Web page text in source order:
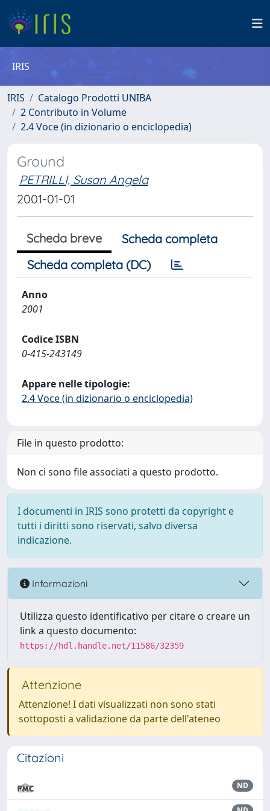
IRIS
IRIS
Catalogo Prodotti UNIBA
2 Contributo in Volume
2.4 Voce (in dizionario o enciclopedia)
Ground
PETRILLI, Susan Angela
2001-01-01
Scheda breve
Scheda completa
Scheda completa (DC)
Anno
2001
Codice ISBN
0-415-243149
Appare nelle tipologie:
2.4 Voce (in dizionario o enciclopedia)
File in questo prodotto:
Non ci sono file associati a questo prodotto.
I documenti in IRIS sono protetti da copyright e
tutti i diritti sono riservati, salvo diversa
indicazione.
Informazioni
Utilizza questo identificativo per citare o creare un
link a questo documento:
https://hdl.handle.net/11586/32359
Attenzione
Attenzione! I dati visualizzati non sono stati
sottoposti a validazione da parte dell'ateneo
Citazioni
ND